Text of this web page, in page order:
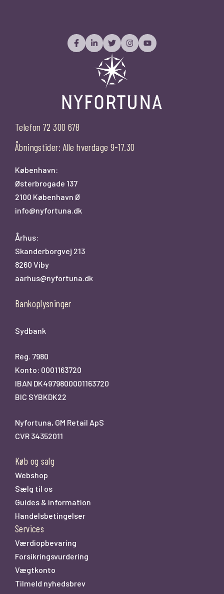
Telefon 72 300 678
Åbningstider: Alle hverdage 9-17.30
København:
Østerbrogade 137
2100 København Ø
info@nyfortuna.dk
Århus:
Skanderborgvej 213
8260 Viby
aarhus@nyfortuna.dk
Bankoplysninger
Sydbank
Reg. 7980
Konto: 0001163720
IBAN DK4979800001163720
BIC SYBKDK22
Nyfortuna, GM Retail ApS
CVR 34352011
Køb og salg
Webshop
Sælg til os
Guides & information
Handelsbetingelser
Services
Værdiopbevaring
Forsikringsvurdering
Vægtkonto
Tilmeld nyhedsbrev